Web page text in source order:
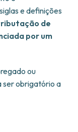
e definições
de
por um
ou
ser obrigatório a